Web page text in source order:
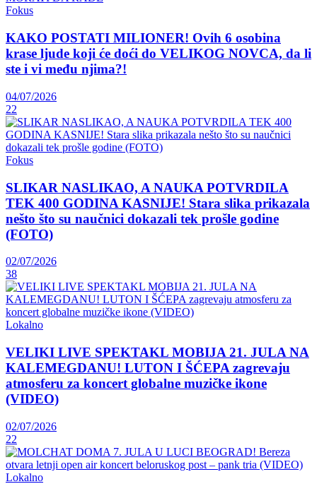
Fokus
KAKO POSTATI MILIONER! Ovih 6 osobina
krase ljude koji će doći do VELIKOG NOVCA, da li
ste i vi među njima?!
04/07/2026
22
Fokus
SLIKAR NASLIKAO, A NAUKA POTVRDILA
TEK 400 GODINA KASNIJE! Stara slika prikazala
nešto što su naučnici dokazali tek prošle godine
(FOTO)
02/07/2026
38
Lokalno
VELIKI LIVE SPEKTAKL MOBIJA 21. JULA NA
KALEMEGDANU! LUTON I ŠĆEPA zagrevaju
atmosferu za koncert globalne muzičke ikone
(VIDEO)
02/07/2026
22
Lokalno